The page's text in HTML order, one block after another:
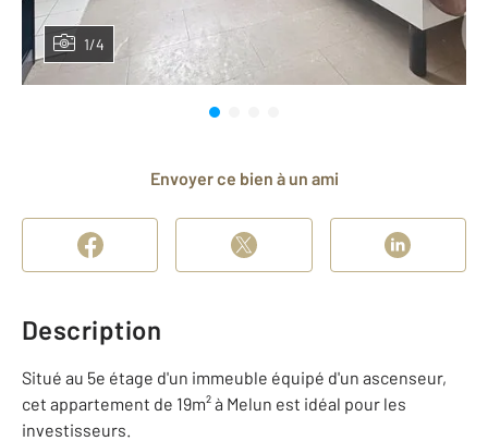
1/4
Envoyer ce bien à un ami
Description
Situé au 5e étage d'un immeuble équipé d'un ascenseur,
cet appartement de 19m² à Melun est idéal pour les
investisseurs.